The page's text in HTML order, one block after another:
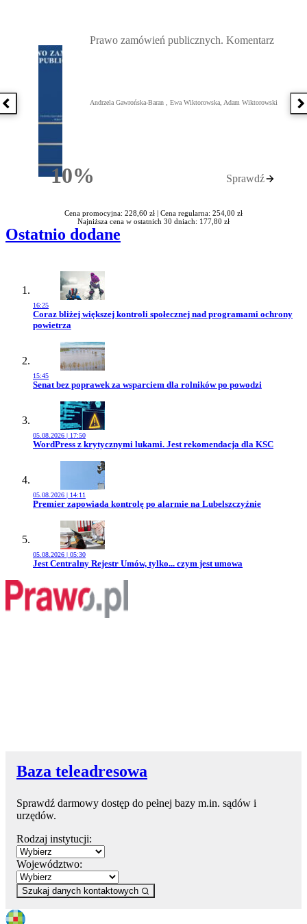
Poprzednia książka
10%Rabatu
Prawo zamówień publicznych. Komentarz
Andrzela Gawrońska-Baran , Ewa Wiktorowska, Adam Wiktorowski
Sprawdź
Cena promocyjna: 228,60 zł | Cena regularna: 254,00 zł
Najniższa cena w ostatnich 30 dniach: 177,80 zł
Ostatnio dodane
16:25
Przejdź do artykułu:
Coraz bliżej większej kontroli społecznej nad programami ochrony
powietrza
15:45
Przejdź do artykułu:
Senat bez poprawek za wsparciem dla rolników po powodzi
05.08.2026 | 17:50
Przejdź do artykułu:
WordPress z krytycznymi lukami. Jest rekomendacja dla KSC
05.08.2026 | 14:11
Przejdź do artykułu:
Premier zapowiada kontrolę po alarmie na Lubelszczyźnie
05.08.2026 | 05:30
Przejdź do artykułu:
Jest Centralny Rejestr Umów, tylko... czym jest umowa
Baza teleadresowa
Sprawdź darmowy dostęp do pełnej bazy m.in. sądów i
urzędów.
Rodzaj instytucji:
Województwo:
Szukaj danych kontaktowych